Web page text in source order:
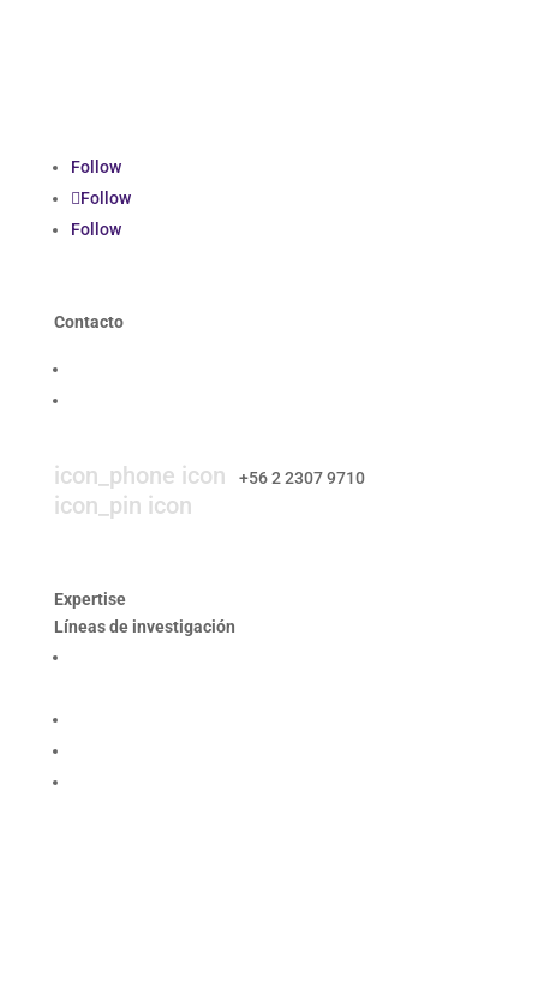
Follow
Follow
Follow
Contacto
icon_phone icon +56 2 2307 9710​
icon_pin icon
Expertise
Líneas de investigación